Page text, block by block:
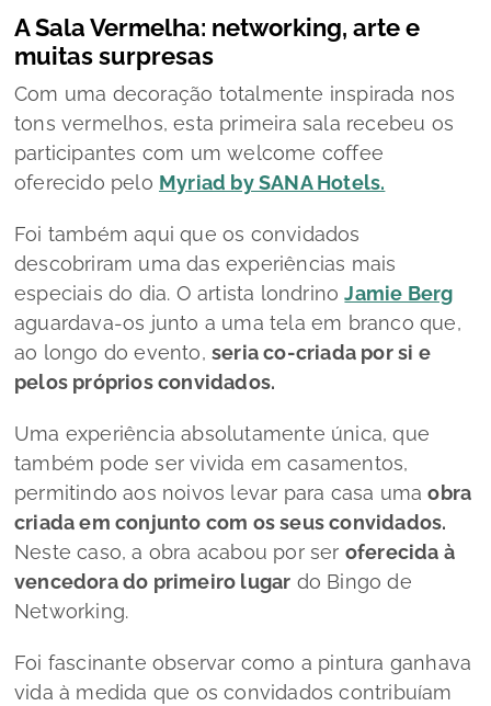
A Sala Vermelha: networking, arte e
muitas surpresas
Com uma decoração totalmente inspirada nos
tons vermelhos, esta primeira sala recebeu os
participantes com um welcome coffee
oferecido pelo Myriad by SANA Hotels.
Foi também aqui que os convidados
descobriram uma das experiências mais
especiais do dia. O artista londrinoJamie Berg
aguardava-os junto a uma tela em branco que,
ao longo do evento, seria co-criada por si e
pelos próprios convidados.
Uma experiência absolutamente única, que
também pode ser vivida em casamentos,
permitindo aos noivos levar para casa umaobra
criada em conjunto com os seus convidados.
Neste caso, a obra acabou por ser oferecida à
vencedora do primeiro lugar do Bingo de
Networking.
Foi fascinante observar como a pintura ganhava
vida à medida que os convidados contribuíam